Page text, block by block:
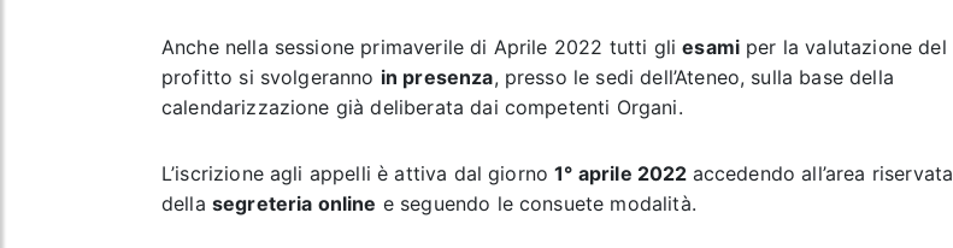
Anche nella sessione primaverile di Aprile 2022 tutti gliesami per la valutazione del
profitto si svolgeranno in presenza, presso le sedi dell’Ateneo, sulla base della
calendarizzazione già deliberata dai competenti Organi.
L’iscrizione agli appelli è attiva dal giorno1° aprile 2022 accedendo all’area riservata
della segreteria online e seguendo le consuete modalità.